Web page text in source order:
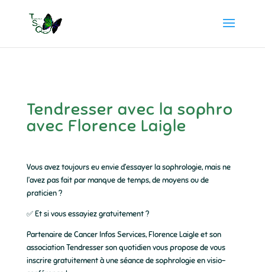
Tendresser avec la sophro
avec Florence Laigle
Vous avez toujours eu envie d’essayer la sophrologie, mais ne
l’avez pas fait par manque de temps, de moyens ou de
praticien ?
✅ Et si vous essayiez gratuitement ?
Partenaire de Cancer Infos Services, Florence Laigle et son
association Tendresser son quotidien vous propose de vous
inscrire gratuitement à une séance de sophrologie en visio-